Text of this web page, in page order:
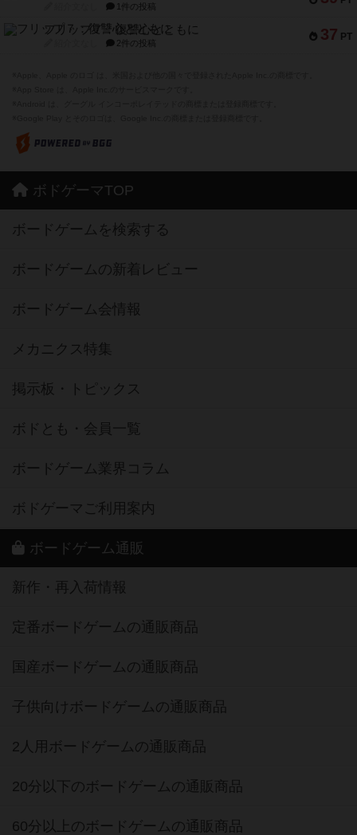
1件の投稿
37 PT
フリップ７：復讐心とともに
2件の投稿
ボドゲーマTOP
ボードゲームを検索する
ボードゲームの新着レビュー
ボードゲーム会情報
メカニクス特集
掲示板・トピックス
ボドとも・会員一覧
ボードゲーム業界コラム
ボドゲーマご利用案内
ボードゲーム通販
新作・再入荷情報
定番ボードゲームの通販商品
国産ボードゲームの通販商品
子供向けボードゲームの通販商品
2人用ボードゲームの通販商品
20分以下のボードゲームの通販商品
60分以上のボードゲームの通販商品